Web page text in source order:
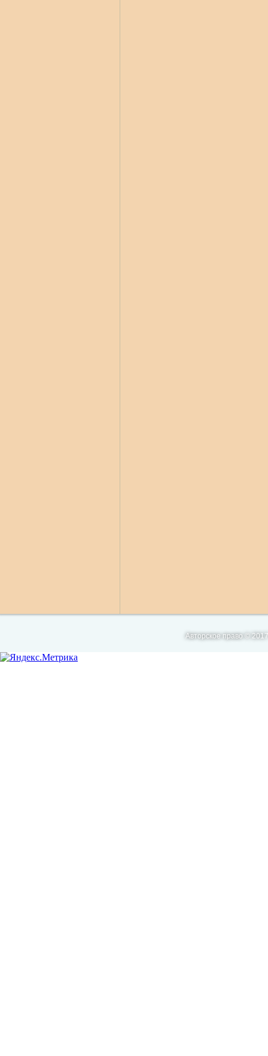
Авторское право ©